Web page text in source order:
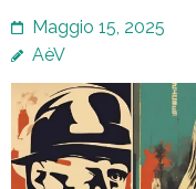
Maggio 15, 2025
AèV